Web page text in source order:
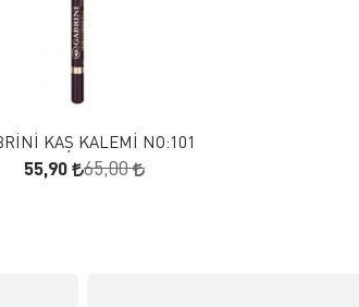
FAVORILERE EKLE
SEPETE EKLE
KAŞ KALEMİ NO:101
55,90 65,00